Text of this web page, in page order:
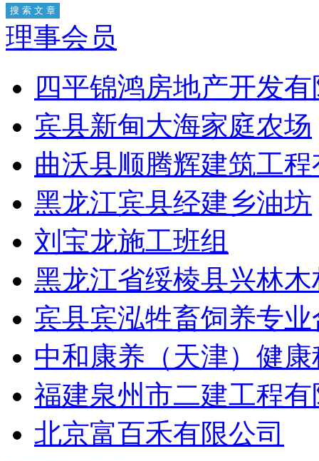
理事会员
四平锦鸿房地产开发
宾县新甸大海家庭农场
曲沃县顺腾辉建筑工
黑龙江宾县经建乡油坊
刘宝龙施工班组
黑龙江省绥棱县兴林
宾县宾泓牲畜饲养专
中和康养（天津）健
福建泉州市二建工程
北京富百禾有限公司